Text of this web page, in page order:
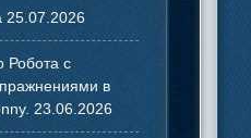
25.07.2026
Робота с
в
23.06.2026